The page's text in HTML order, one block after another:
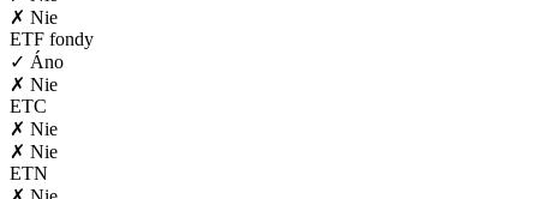
✗ Nie
ETF fondy
✓ Áno
✗ Nie
ETC
✗ Nie
✗ Nie
ETN